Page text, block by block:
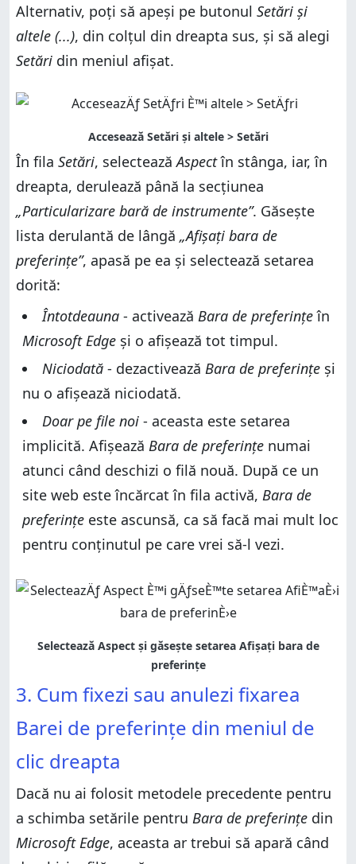
Alternativ, poți să apeși pe butonul Setări și
altele (...), din colțul din dreapta sus, și să alegi
Setări din meniul afișat.
În fila Setări, selecteazăAspectîn stânga, iar, în
dreapta, derulează până la secțiunea
„Particularizare bară de instrumente”. Găsește
lista derulantă de lângă „Afișați bara de
preferințe”, apasă pe ea și selectează setarea
dorită:
Întotdeauna - activează Bara de preferințeîn
Microsoft Edge și o afișează tot timpul.
Niciodată - dezactivează Bara de preferințe și
nu o afișează niciodată.
Doar pe file noi - aceasta este setarea
implicită. Afișează Bara de preferințe numai
atunci când deschizi o filă nouă. După ce un
site web este încărcat în fila activă, Bara de
preferințe este ascunsă, ca să facă mai mult loc
pentru conținutul pe care vrei să-l vezi.
3. Cum fixezi sau anulezi fixarea
Barei de preferințe din meniul de
clic dreapta
Dacă nu ai folosit metodele precedente pentru
a schimba setările pentru Bara de preferințe din
Microsoft Edge, aceasta ar trebui să apară când